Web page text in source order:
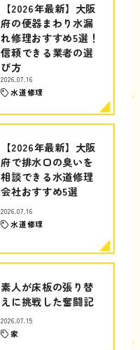
【2026年最新】大阪
府の便器まわり水漏
れ修理おすすめ5選！
信頼できる業者の選
び方
2026.07.16
水道修理
【2026年最新】大阪
府で排水口の臭いを
相談できる水道修理
会社おすすめ5選
2026.07.16
水道修理
素人が床板の張り替
えに挑戦した奮闘記
2026.07.15
家